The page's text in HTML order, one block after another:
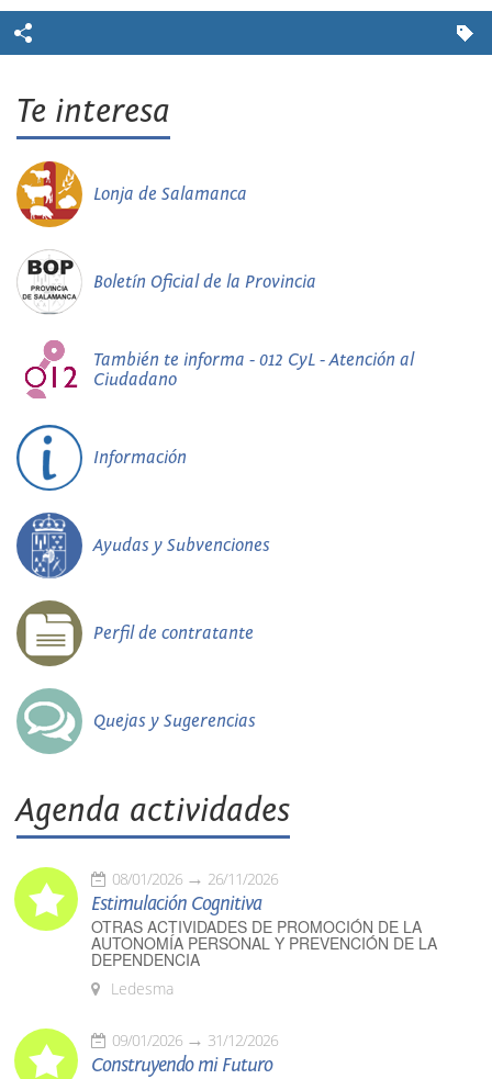
Te interesa
Lonja de Salamanca
Boletín Oficial de la Provincia
También te informa - 012 CyL - Atención al
Ciudadano
Información
Ayudas y Subvenciones
Perfil de contratante
Quejas y Sugerencias
Agenda actividades
08/01/2026 26/11/2026
Estimulación Cognitiva
OTRAS ACTIVIDADES DE PROMOCIÓN DE LA
AUTONOMÍA PERSONAL Y PREVENCIÓN DE LA
DEPENDENCIA
Ledesma
09/01/2026 31/12/2026
Construyendo mi Futuro